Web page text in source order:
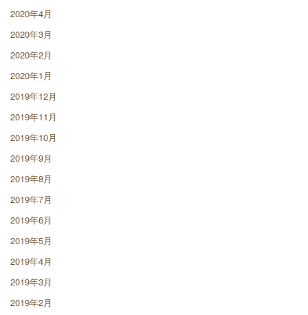
2020年4月
2020年3月
2020年2月
2020年1月
2019年12月
2019年11月
2019年10月
2019年9月
2019年8月
2019年7月
2019年6月
2019年5月
2019年4月
2019年3月
2019年2月